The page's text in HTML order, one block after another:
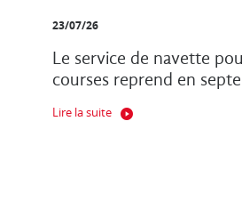
23/07/26
Le service de navette
courses reprend en
Lire la suite